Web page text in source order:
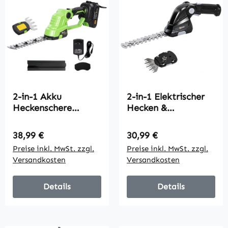
2-in-1 Akku
Heckenschere
& Strauchschere mit
20/10cm
Schnittlänge,
Ladegerät
Regulärer Preis:
38,99 €
Preise inkl. MwSt. zzgl.
Versandkosten
Details
2-in-1 Elektrischer
Hecken &
x 7,2V
Wiederaufladbaren
2,0 Ah Akku, 2
Austauschbaren
Klingen Schwarz
Regulärer Preis:
30,99 €
Preise inkl. MwSt. zzgl.
Versandkosten
Details